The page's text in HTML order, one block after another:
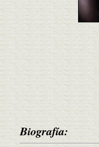
Biografía: